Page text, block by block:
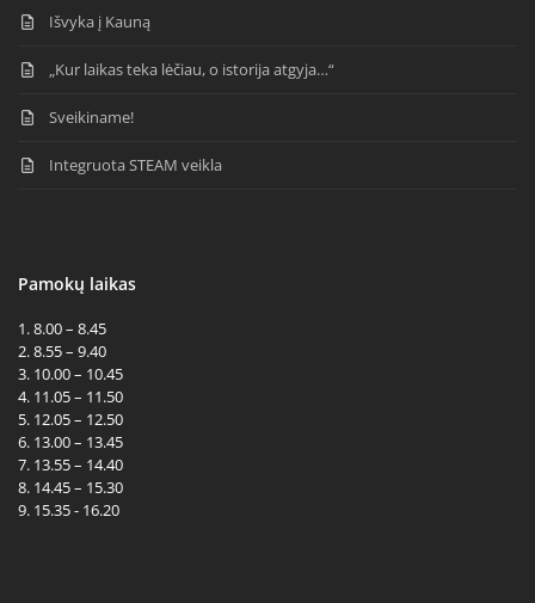
Išvyka į Kauną
„Kur laikas teka lėčiau, o istorija atgyja…“
Sveikiname!
Integruota STEAM veikla
Pamokų laikas
1. 8.00 – 8.45
2. 8.55 – 9.40
3. 10.00 – 10.45
4. 11.05 – 11.50
5. 12.05 – 12.50
6. 13.00 – 13.45
7. 13.55 – 14.40
8. 14.45 – 15.30
9. 15.35 - 16.20